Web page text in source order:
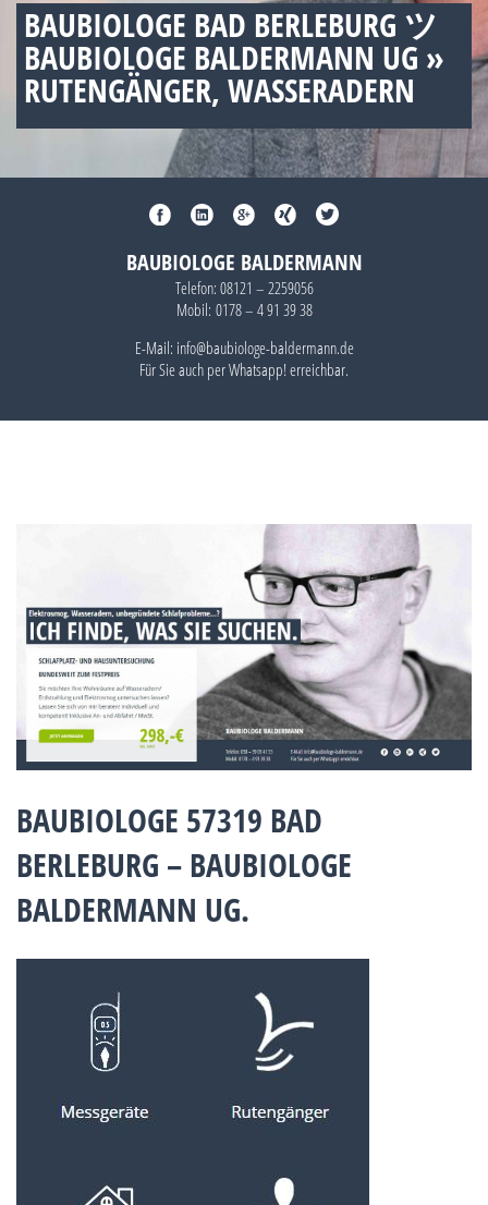
BAUBIOLOGE BAD BERLEBURG ツ
BAUBIOLOGE BALDERMANN UG »
RUTENGÄNGER, WASSERADERN
BAUBIOLOGE BALDERMANN
Telefon: 08121 – 2259056
Mobil: 0178 – 4 91 39 38
E-Mail: info@baubiologe-baldermann.de
Für Sie auch perWhatsapp!erreichbar.
BAUBIOLOGE 57319 BAD
BERLEBURG – BAUBIOLOGE
BALDERMANN UG.